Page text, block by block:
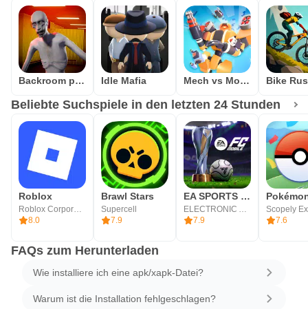
Backroom predator Idle Mafia Mech vs Monsters Bike
Beliebte Suchspiele in den letzten 24 Stunden
Roblox
Roblox Corporation
8.0
Brawl Stars
Supercell
7.9
EA SPORTS FC Mobile 26
ELECTRONIC ARTS
7.9
7.6
FAQs zum Herunterladen
Wie installiere ich eine apk/xapk-Datei?
Warum ist die Installation fehlgeschlagen?